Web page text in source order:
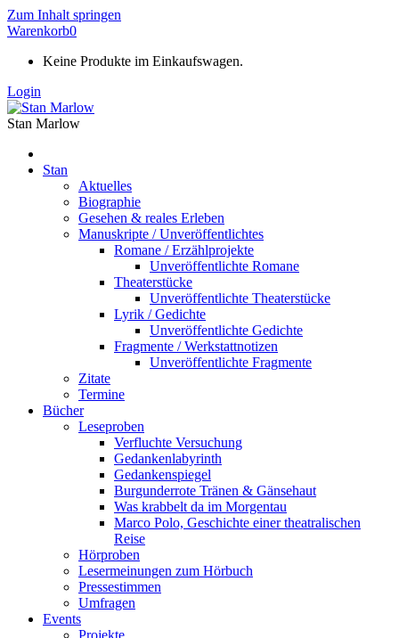
Zum Inhalt springen
Warenkorb0
Keine Produkte im Einkaufswagen.
Login
Stan Marlow
Stan
Aktuelles
Biographie
Gesehen & reales Erleben
Manuskripte / Unveröffentlichtes
Romane / Erzählprojekte
Unveröffentlichte Romane
Theaterstücke
Unveröffentlichte Theaterstücke
Lyrik / Gedichte
Unveröffentlichte Gedichte
Fragmente / Werkstattnotizen
Unveröffentlichte Fragmente
Zitate
Termine
Bücher
Leseproben
Verfluchte Versuchung
Gedankenlabyrinth
Gedankenspiegel
Burgunderrote Tränen & Gänsehaut
Was krabbelt da im Morgentau
Marco Polo, Geschichte einer theatralischen
Reise
Hörproben
Lesermeinungen zum Hörbuch
Pressestimmen
Umfragen
Events
Projekte